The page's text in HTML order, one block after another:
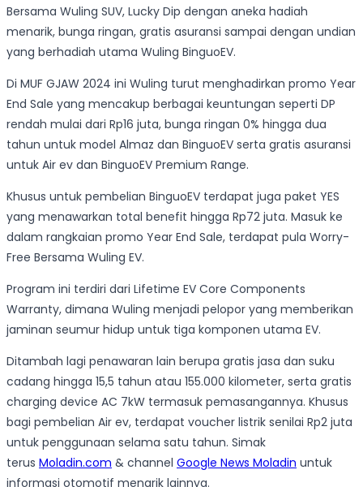
Bersama Wuling SUV, Lucky Dip dengan aneka hadiah
menarik, bunga ringan, gratis asuransi sampai dengan undian
yang berhadiah utama Wuling BinguoEV.
Di MUF GJAW 2024 ini Wuling turut menghadirkan promo Year
End Sale yang mencakup berbagai keuntungan seperti DP
rendah mulai dari Rp16 juta, bunga ringan 0% hingga dua
tahun untuk model Almaz dan BinguoEV serta gratis asuransi
untuk Air ev dan BinguoEV Premium Range.
Khusus untuk pembelian BinguoEV terdapat juga paket YES
yang menawarkan total benefit hingga Rp72 juta. Masuk ke
dalam rangkaian promo Year End Sale, terdapat pula Worry-
Free Bersama Wuling EV.
Program ini terdiri dari Lifetime EV Core Components
Warranty, dimana Wuling menjadi pelopor yang memberikan
jaminan seumur hidup untuk tiga komponen utama EV.
Ditambah lagi penawaran lain berupa gratis jasa dan suku
cadang hingga 15,5 tahun atau 155.000 kilometer, serta gratis
charging device AC 7kW termasuk pemasangannya. Khusus
bagi pembelian Air ev, terdapat voucher listrik senilai Rp2 juta
untuk penggunaan selama satu tahun. Simak
terus Moladin.com & channel Google News Moladin untuk
informasi otomotif menarik lainnya.